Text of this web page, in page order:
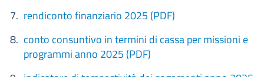
rendiconto finanziario 2025 (PDF)
conto consuntivo in termini di cassa per missioni e
programmi anno 2025 (PDF)